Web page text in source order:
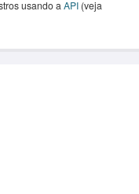
usando a API (veja